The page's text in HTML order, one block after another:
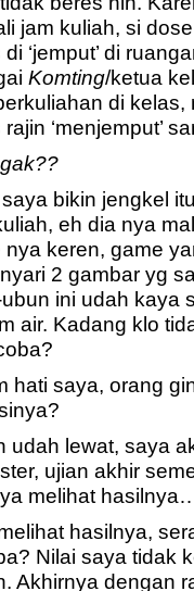
jam kuliah, si
di ‘jemput’ di
Komting/ketua
di kelas,
‘menjemput’
bikin jengkel
eh dia nya
nya keren, game
2 gambar yg
ini udah kaya
air. Kadang klo
hati saya, orang
udah lewat, saya
ujian akhir
melihat
hasilnya,
Nilai saya tidak
Akhirnya dengan